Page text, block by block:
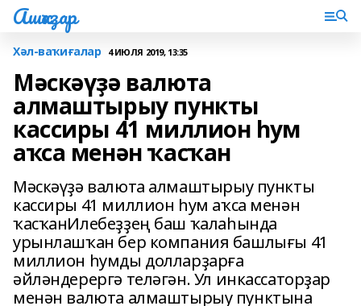
Ашҡаҙар
Хәл-ваҡиғалар 4 ИЮЛЯ 2019, 13:35
Мәскәүҙә валюта
алмаштырыу пункты
кассиры 41 миллион һум
аҡса менән ҡасҡан
Мәскәүҙә валюта алмаштырыу пункты
кассиры 41 миллион һум аҡса менән
ҡасҡанИлебеҙҙең баш ҡалаһында
урынлашҡан бер компания башлығы 41
миллион һумды долларҙарға
әйләндерергә теләгән. Ул инкассаторҙар
менән валюта алмаштырыу пунктына